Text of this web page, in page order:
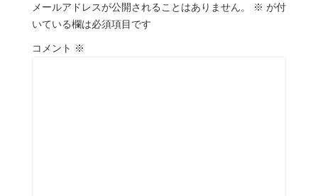
メールアドレスが公開されることはありません。 ※ が付
いている欄は必須項目です
コメント ※